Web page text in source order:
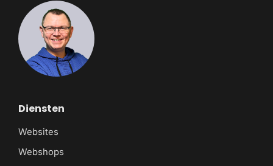
Diensten
Websites
Webshops